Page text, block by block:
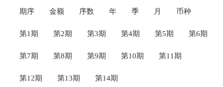
期序 金额 序数 年 季 月 币种
第1期 第2期 第3期 第4期 第5期 第6期
第7期 第8期 第9期 第10期 第11期
第12期 第13期 第14期